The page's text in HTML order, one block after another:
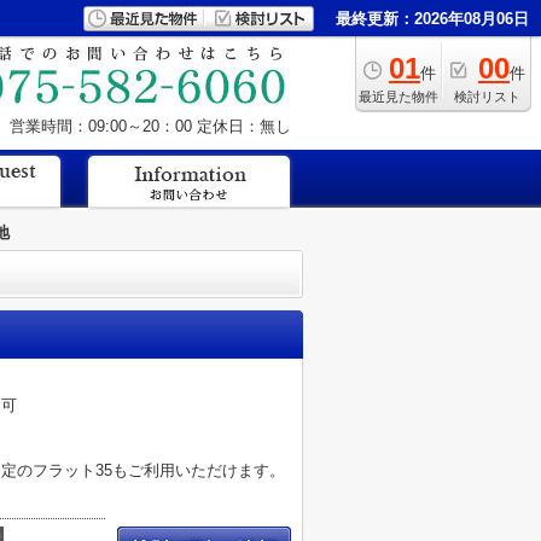
最終更新：2026年08月06日
01件
最近見た物件
00件
検討リスト
営業時間：09:00～20：00 定休日：無し
のフラット35もご利用いただけます。